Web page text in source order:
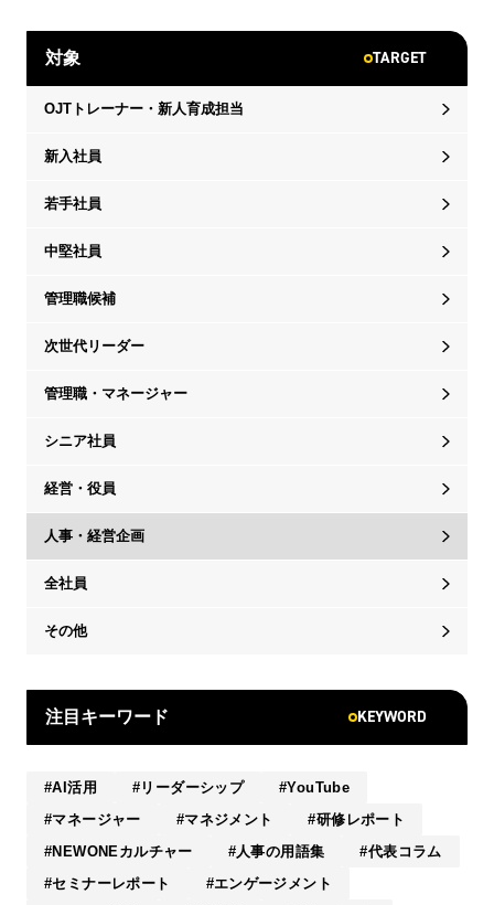
対象 TARGET
OJTトレーナー・新人育成担当
新入社員
若手社員
中堅社員
管理職候補
次世代リーダー
管理職・マネージャー
シニア社員
経営・役員
人事・経営企画
全社員
その他
注目キーワード KEYWORD
AI活用 リーダーシップ
YouTube
マネージャー
マネジメント
研修レポート
NEWONEカルチャー
人事の用語集
代表コラム
セミナーレポート
エンゲージメント